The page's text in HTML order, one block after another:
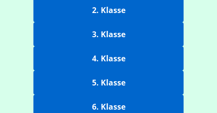
2. Klasse
3. Klasse
4. Klasse
5. Klasse
6. Klasse